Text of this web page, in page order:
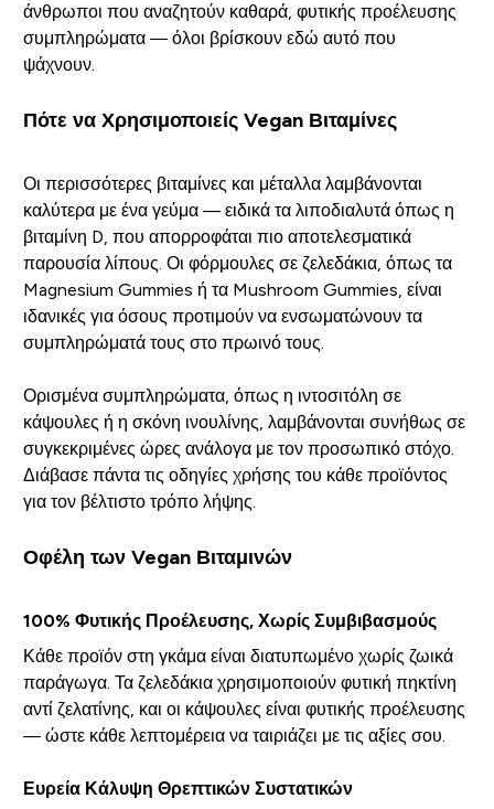
άνθρωποι που αναζητούν καθαρά, φυτικής προέλευσης
συμπληρώματα — όλοι βρίσκουν εδώ αυτό που
ψάχνουν.
Πότε να Χρησιμοποιείς Vegan Βιταμίνες
Οι περισσότερες βιταμίνες και μέταλλα λαμβάνονται
καλύτερα με ένα γεύμα — ειδικά τα λιποδιαλυτά όπως η
βιταμίνη D, που απορροφάται πιο αποτελεσματικά
παρουσία λίπους. Οι φόρμουλες σε ζελεδάκια, όπως τα
Magnesium Gummies ή τα Mushroom Gummies, είναι
ιδανικές για όσους προτιμούν να ενσωματώνουν τα
συμπληρώματά τους στο πρωινό τους.
Ορισμένα συμπληρώματα, όπως η ιντοσιτόλη σε
κάψουλες ή η σκόνη ινουλίνης, λαμβάνονται συνήθως σε
συγκεκριμένες ώρες ανάλογα με τον προσωπικό στόχο.
Διάβασε πάντα τις οδηγίες χρήσης του κάθε προϊόντος
για τον βέλτιστο τρόπο λήψης.
Οφέλη των Vegan Βιταμινών
100% Φυτικής Προέλευσης, Χωρίς Συμβιβασμούς
Κάθε προϊόν στη γκάμα είναι διατυπωμένο χωρίς ζωικά
παράγωγα. Τα ζελεδάκια χρησιμοποιούν φυτική πηκτίνη
αντί ζελατίνης, και οι κάψουλες είναι φυτικής προέλευσης
— ώστε κάθε λεπτομέρεια να ταιριάζει με τις αξίες σου.
Ευρεία Κάλυψη Θρεπτικών Συστατικών